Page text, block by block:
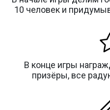
10 человек и
В конце игры
призёры, все